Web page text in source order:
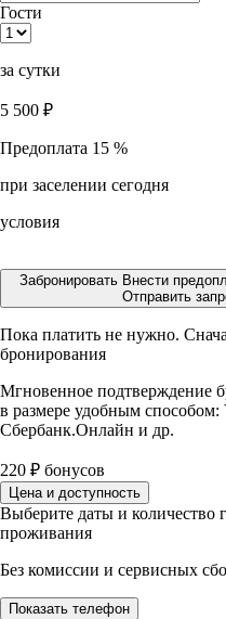
Гости
за сутки
5 500 ₽
Предоплата 15 %
при заселении сегодня
условия
Забронировать Внести
Отправить
Пока платить не нужно.
бронирования
Мгновенное подтверждение
в размере удобным способом:
Сбербанк.Онлайн и др.
220 ₽ бонусов
Цена и доступность
Выберите даты и количество
проживания
Без комиссии и сервисных
Показать телефон